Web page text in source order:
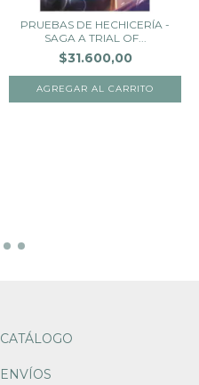
PRUEBAS DE HECHICERÍA -
SAGA A TRIAL OF...
$31.600,00
CATÁLOGO
ENVÍOS